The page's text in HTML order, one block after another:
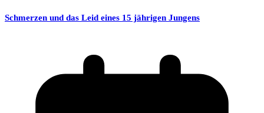
Schmerzen und das Leid eines 15 jährigen Jungens